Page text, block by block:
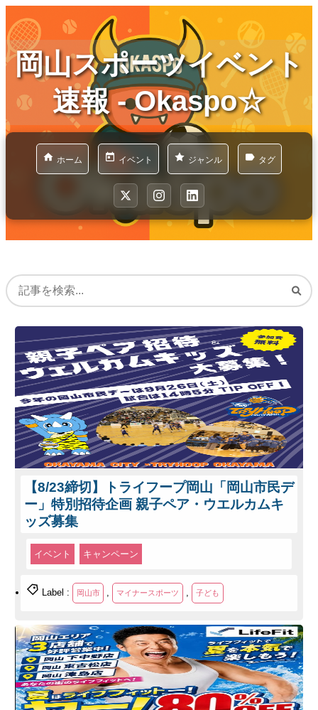
岡山スポーツイベント
速報 - Okaspo☆
ホーム イベント ジャンル タグ
【8/23締切】トライフープ岡山「岡山市民デ
ー」特別招待企画 親子ペア・ウエルカムキ
ッズ募集
イベント キャンペーン
Label : 岡山市 マイナースポーツ 子ども